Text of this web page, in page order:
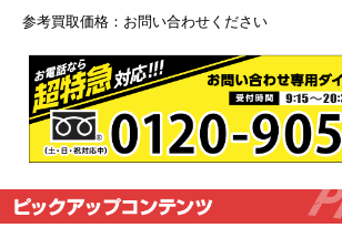
参考買取価格：お問い合わせください